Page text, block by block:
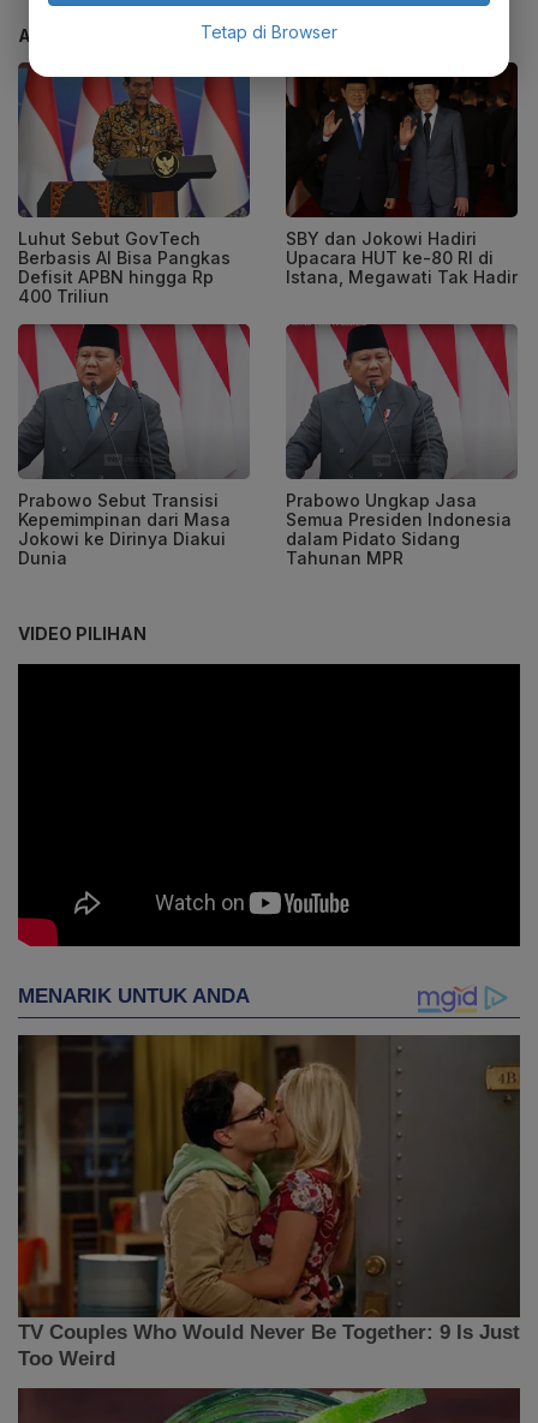
ARTIKEL TERKAIT
Luhut Sebut GovTech
Berbasis AI Bisa Pangkas
Defisit APBN hingga Rp
400 Triliun
SBY dan Jokowi Hadiri
Upacara HUT ke-80 RI di
Istana, Megawati Tak Hadir
Prabowo Sebut Transisi
Kepemimpinan dari Masa
Jokowi ke Dirinya Diakui
Dunia
Prabowo Ungkap Jasa
Semua Presiden Indonesia
dalam Pidato Sidang
Tahunan MPR
VIDEO PILIHAN
Tetap di Browser